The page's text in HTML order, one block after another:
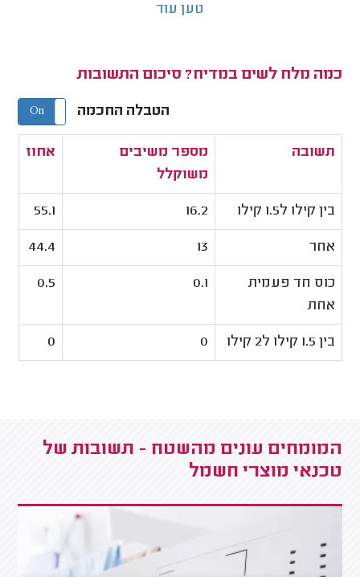
טען עוד
כמה מלח לשים במדיח? סיכום התשובות
הטבלה החכמה On Off
תשובה
מספר משיבים
משוקלל
אחוז
בין קילו ל1.5 קילו 16.2
55.1
אחר 13
44.4
כוס חד פעמית
אחת
0.1
0.5
בין 1.5 קילו ל2 קילו 0
0
המומחים עונים מהשטח - תשובות של
טכנאי מוצרי חשמל